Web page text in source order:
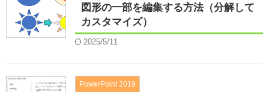
図形の一部を編集する方法（分解して
カスタマイズ）
2025/5/11
PowerPoint 2019